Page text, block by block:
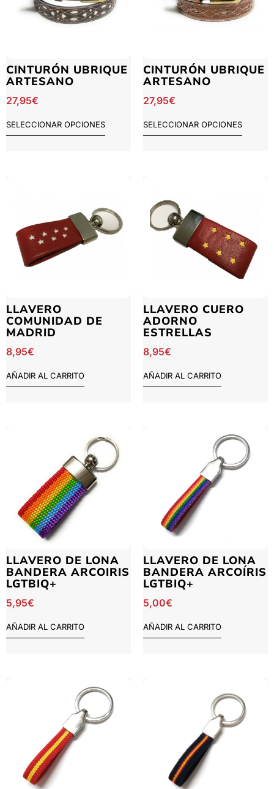
CINTURÓN UBRIQUE
ARTESANO
27,95€
SELECCIONAR OPCIONES
CINTURÓN UBRIQUE
ARTESANO
27,95€
SELECCIONAR OPCIONES
LLAVERO
COMUNIDAD DE
MADRID
8,95€
AÑADIR AL CARRITO
LLAVERO CUERO
ADORNO
ESTRELLAS
8,95€
AÑADIR AL CARRITO
LLAVERO DE LONA
BANDERA ARCOIRIS
LGTBIQ+
5,95€
AÑADIR AL CARRITO
LLAVERO DE LONA
BANDERA ARCOÍRIS
LGTBIQ+
5,00€
AÑADIR AL CARRITO